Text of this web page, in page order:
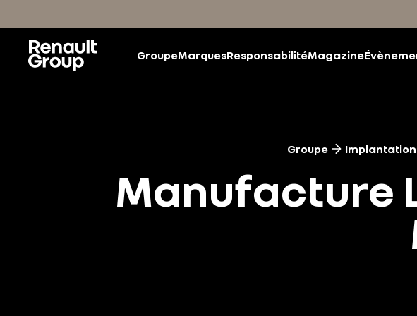
GroupeMarquesResponsabilitéMagazine
Groupe
Manufacture